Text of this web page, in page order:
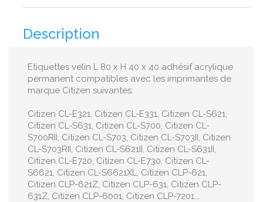
Description
Etiquettes velin L 80 x H 40 x 40 adhésif acrylique
permanent compatibles avec les imprimantes de
marque Citizen suivantes:
Citizen CL-E321, Citizen CL-E331, Citizen CL-S621,
Citizen CL-S631, Citizen CL-S700, Citizen CL-
S700RII, Citizen CL-S703, Citizen CL-S703II, Citizen
CL-S703RII, Citizen CL-S621II, Citizen CL-S631II,
Citizen CL-E720, Citizen CL-E730, Citizen CL-
S6621, Citizen CL-S6621XL, Citizen CLP-621,
Citizen CLP-621Z, Citizen CLP-631, Citizen CLP-
631Z, Citizen CLP-6001, Citizen CLP-7201...